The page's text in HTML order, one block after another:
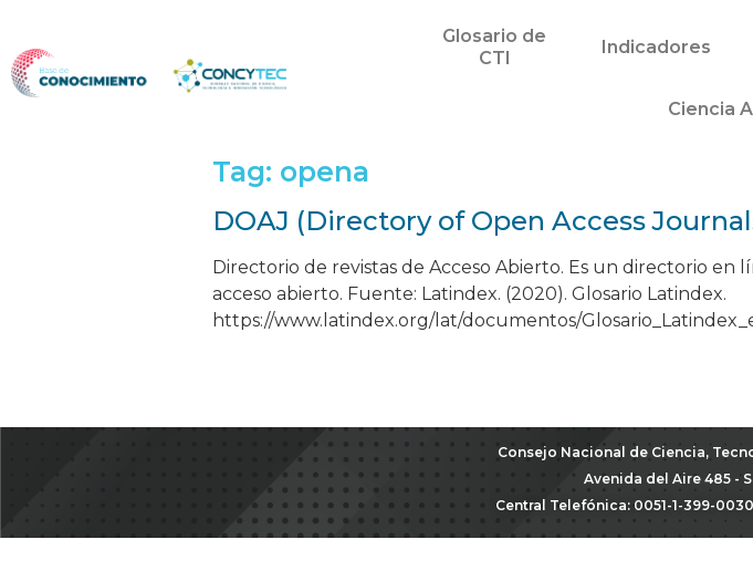
Glosario de
CTI
Indicadores
Ciencia
Tag: opena
DOAJ (Directory of Open Access
Directorio de revistas de Acceso Abierto. Es un directorio en
acceso abierto. Fuente: Latindex. (2020). Glosario Latindex.
https://www.latindex.org/lat/documentos/
Consejo Nacional de Ciencia,
Avenida del Aire 485 -
Central Telefónica: 0051-1-399-